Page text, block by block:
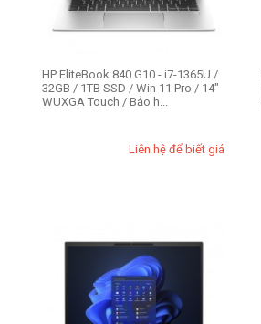
HP EliteBook 840 G10 - i7-1365U /
32GB / 1TB SSD / Win 11 Pro / 14"
WUXGA Touch / Bảo h...
Liên hệ để biết giá